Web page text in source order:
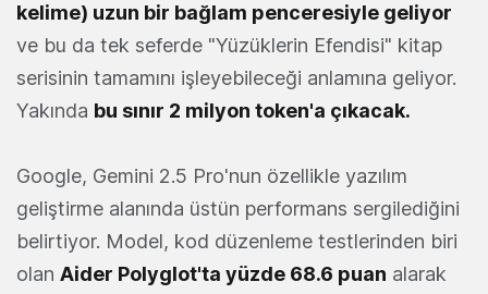
kelime) uzun bir bağlam penceresiyle geliyor
ve bu da tek seferde "Yüzüklerin Efendisi" kitap
serisinin tamamını işleyebileceği anlamına geliyor.
Yakında bu sınır 2 milyon token'a çıkacak.
Google, Gemini 2.5 Pro'nun özellikle yazılım
geliştirme alanında üstün performans sergilediğini
belirtiyor. Model, kod düzenleme testlerinden biri
olan Aider Polyglot'ta yüzde 68.6 puan alarak